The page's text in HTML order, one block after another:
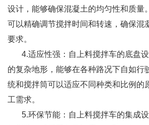
设计，能够确保混凝土的均匀性和质量
可以精确调节搅拌时间和转速，确保混
要求。
4.适应性强：自上料搅拌车的底盘设
的复杂地形，能够在各种路况下自如行
统和搅拌筒可以适应不同种类和比例的
工需求。
5.环保节能：自上料搅拌车的集成设